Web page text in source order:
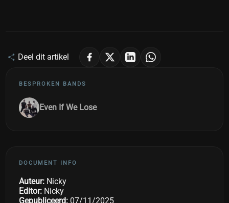
Deel dit artikel
BESPROKEN BANDS
Even If We Lose
DOCUMENT INFO
Auteur: Nicky
Editor: Nicky
Gepubliceerd: 07/11/2025